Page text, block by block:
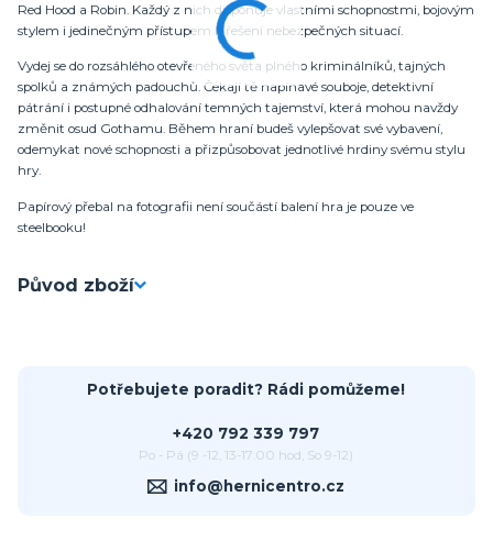
Red Hood a Robin. Každý z nich disponuje vlastními schopnostmi, bojovým
stylem i jedinečným přístupem k řešení nebezpečných situací.
Vydej se do rozsáhlého otevřeného světa plného kriminálníků, tajných
spolků a známých padouchů. Čekají tě napínavé souboje, detektivní
pátrání i postupné odhalování temných tajemství, která mohou navždy
změnit osud Gothamu. Během hraní budeš vylepšovat své vybavení,
odemykat nové schopnosti a přizpůsobovat jednotlivé hrdiny svému stylu
hry.
Papírový přebal na fotografii není součástí balení hra je pouze ve
steelbooku!
Původ zboží
Potřebujete poradit? Rádi pomůžeme!
+420 792 339 797
Po - Pá (9 -12, 13-17:00 hod, So 9-12)
info@hernicentro.cz